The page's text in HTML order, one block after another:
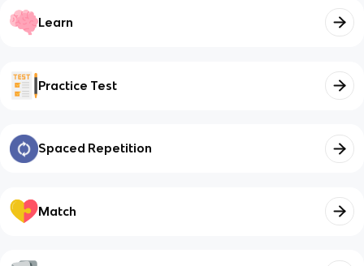
Learn
Practice Test
Spaced Repetition
Match